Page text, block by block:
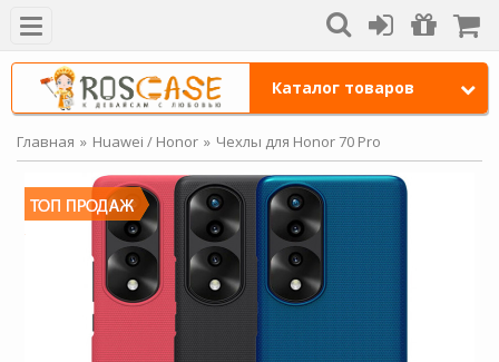
Каталог товаров
Главная Huawei / Honor Чехлы для Honor 70 Pro